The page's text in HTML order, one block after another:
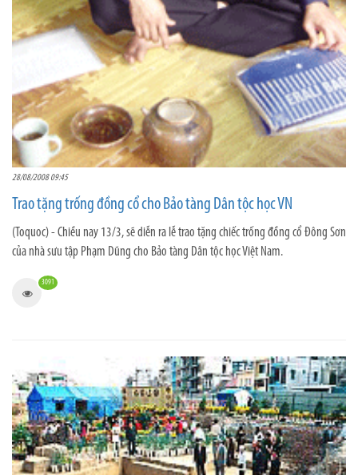
28/08/2008 09:45
Trao tặng trống đồng cổ cho Bảo tàng Dân tộc học VN
(Toquoc) - Chiều nay 13/3, sẽ diễn ra lễ trao tặng chiếc trống đồng cổ Đông Sơn
của nhà sưu tập Phạm Dũng cho Bảo tàng Dân tộc học Việt Nam.
3091